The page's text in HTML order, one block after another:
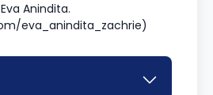
Eva Anindita.
eva_anindita_zachrie)